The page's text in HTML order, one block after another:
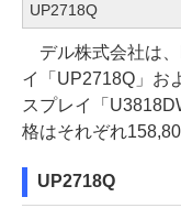
UP2718Q
デル株式会社は、
イ「UP2718Q」お
スプレイ「
格はそれぞれ
UP2718Q